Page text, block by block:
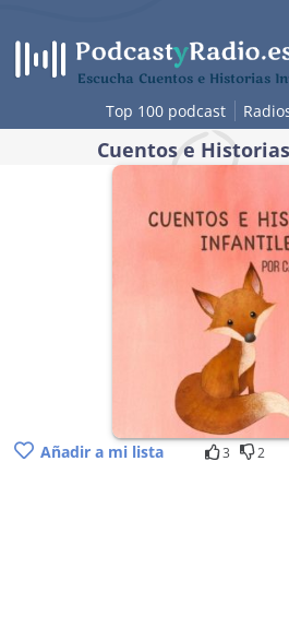
contenido
Escucha Cuentos e Historias
Top 100 podcast
Cuentos e
Añadir a mi lista 3 2